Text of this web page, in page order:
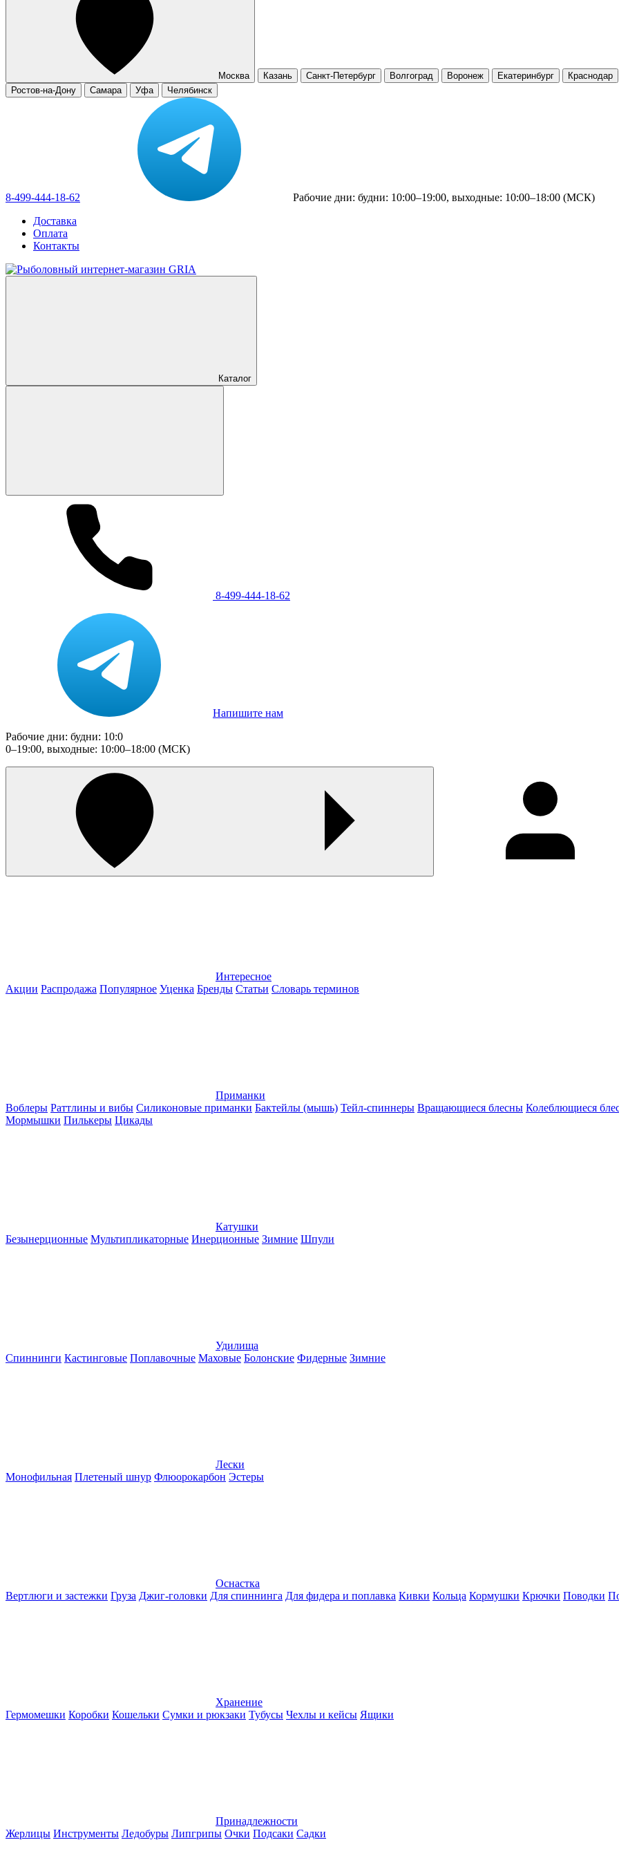
Москва Казань Санкт-Петербург Волгоград Воронеж Екатеринбург Краснодар
Ростов-на-Дону
Самара Уфа Челябинск
8-499-444-18-62
Рабочие дни: будни: 10:00–19:00, выходные: 10:00–18:00 (МСК)
Доставка
Оплата
Контакты
Каталог
8-499-444-18-62
Напишите нам
Рабочие дни: будни: 10:0
0–19:00, выходные: 10:00–18:00 (МСК)
Интересное
Акции Распродажа Популярное Уценка Бренды Статьи Словарь терминов
Приманки
Воблеры Раттлины и вибы Силиконовые приманки Бактейлы (мышь) Тейл-спиннеры Вращающиеся блесны Колеблющиеся
Мормышки Пилькеры Цикады
Катушки
Безынерционные Мультипликаторные Инерционные Зимние Шпули
Удилища
Спиннинги Кастинговые Поплавочные Маховые Болонские Фидерные Зимние
Лески
Монофильная Плетеный шнур Флюорокарбон Эстеры
Оснастка
Вертлюги и застежки Груза Джиг-головки Для спиннинга Для фидера и поплавка Кивки Кольца Кормушки Крючки Поводки
Хранение
Гермомешки Коробки Кошельки Сумки и рюкзаки Тубусы Чехлы и кейсы Ящики
Принадлежности
Жерлицы Инструменты Ледобуры Липгрипы Очки Подсаки Садки